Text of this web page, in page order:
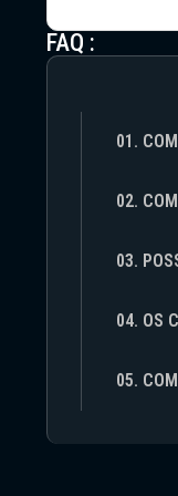
FAQ :
01.
02.
03.
04. OS
05.